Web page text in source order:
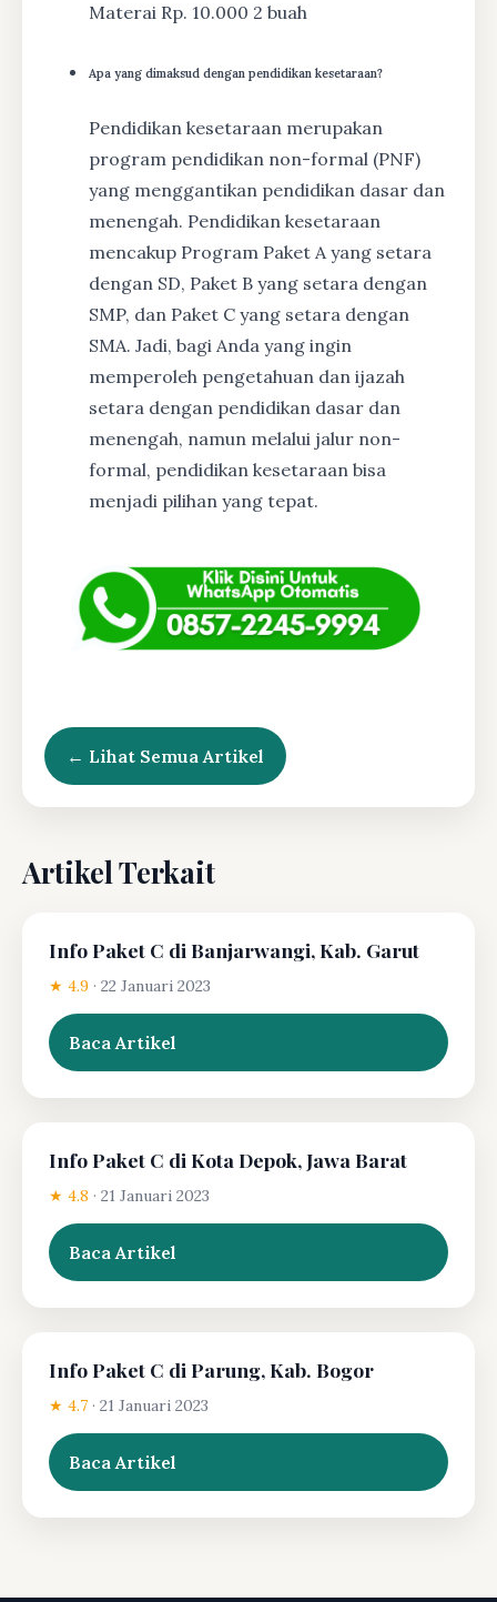
Materai Rp. 10.000 2 buah
Apa yang dimaksud dengan pendidikan kesetaraan?
Pendidikan kesetaraan merupakan
program pendidikan non-formal (PNF)
yang menggantikan pendidikan dasar dan
menengah. Pendidikan kesetaraan
mencakup Program Paket A yang setara
dengan SD, Paket B yang setara dengan
SMP, dan Paket C yang setara dengan
SMA. Jadi, bagi Anda yang ingin
memperoleh pengetahuan dan ijazah
setara dengan pendidikan dasar dan
menengah, namun melalui jalur non-
formal, pendidikan kesetaraan bisa
menjadi pilihan yang tepat.
← Lihat Semua Artikel
Artikel Terkait
Info Paket C di Banjarwangi, Kab. Garut
★ 4.9 · 22 Januari 2023
Baca Artikel
Info Paket C di Kota Depok, Jawa Barat
★ 4.8 · 21 Januari 2023
Baca Artikel
Info Paket C di Parung, Kab. Bogor
★ 4.7 · 21 Januari 2023
Baca Artikel